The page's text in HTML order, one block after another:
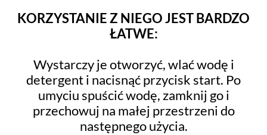
KORZYSTANIE Z NIEGO JEST BARDZO
ŁATWE:
Wystarczy je otworzyć, wlać wodę i
detergent i nacisnąć przycisk start. Po
umyciu spuścić wodę, zamknij go i
przechowuj na małej przestrzeni do
następnego użycia.